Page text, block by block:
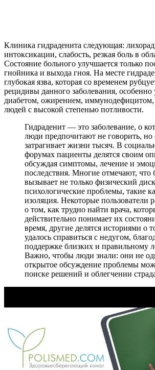
Клиника гидраденита следующая:
интоксикации, слабость, резкая боль в
Состояние больного улучшается только
гнойника и выхода гноя. На месте
глубокая язва, которая со временем
рецидивы данного заболевания,
диабетом, ожирением,
людей с высокой степенью потливости.
Гидраденит — это заболевание, о
люди предпочитают не говорить, но
затрагивает жизни тысяч. В
форумах пациенты делятся своим
обсуждая симптомы, лечение и
последствия. Многие отмечают, что
вызывает не только физический
психологические проблемы, такие
изоляция. Некоторые пользователи
о том, как трудно найти врача,
действительно понимает их
время, другие делятся историями о
удалось справиться с недугом,
поддержке близких и правильному
Важно, чтобы люди знали: они не
открытое обсуждение проблемы
поиске решений и облегчении